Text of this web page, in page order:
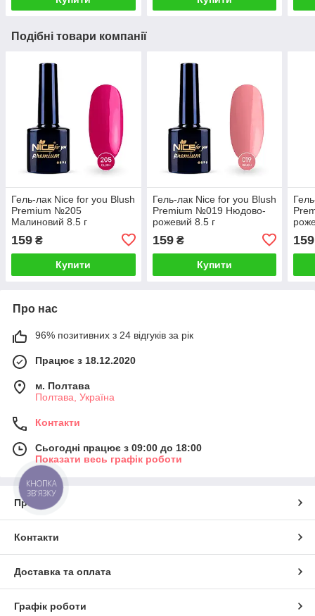
Подібні товари компанії
Гель-лак Nice for you Blush
Premium №205
Малиновий 8.5 г
159 ₴
Купити
Гель-лак Nice for you Blush
Premium №019 Нюдово-
рожевий 8.5 г
159₴
Купити
159
Про нас
96% позитивних з 24 відгуків за рік
Працює з 18.12.2020
м. Полтава
Полтава, Україна
Контакти
Сьогодні працює з 09:00 до 18:00
Показати весь графік роботи
Про нас
Контакти
Доставка та оплата
Графік роботи
КНОПКА
ЗВ'ЯЗКУ